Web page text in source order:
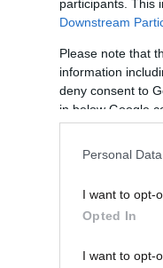
participants. This
Downstream
Please note that
information
deny consent to
in below Google
Personal
I want to opt-
Opted In
I want to opt-
ο καλός
“ακόμα και στην
και
ανησυχία. Οι